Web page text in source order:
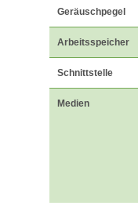
Geräuschpegel
Arbeitsspeicher
Schnittstelle
Medien